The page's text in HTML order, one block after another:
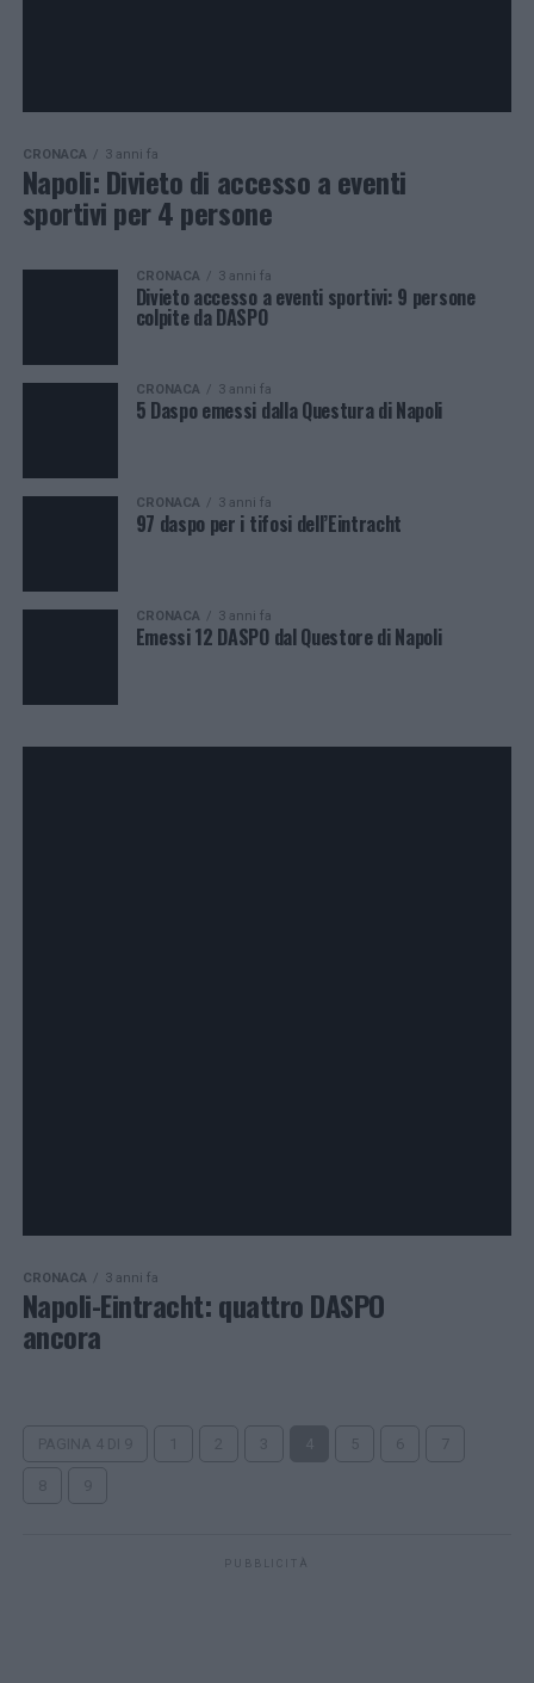
CRONACA 3 anni fa
Napoli: Divieto di accesso a eventi
sportivi per 4 persone
CRONACA 3 anni fa
Divieto accesso a eventi sportivi: 9 persone
colpite da DASPO
CRONACA 3 anni fa
5 Daspo emessi dalla Questura di Napoli
CRONACA 3 anni fa
97 daspo per i tifosi dell’Eintracht
CRONACA 3 anni fa
Emessi 12 DASPO dal Questore di Napoli
CRONACA 3 anni fa
Napoli-Eintracht: quattro DASPO
ancora
PUBBLICITÀ